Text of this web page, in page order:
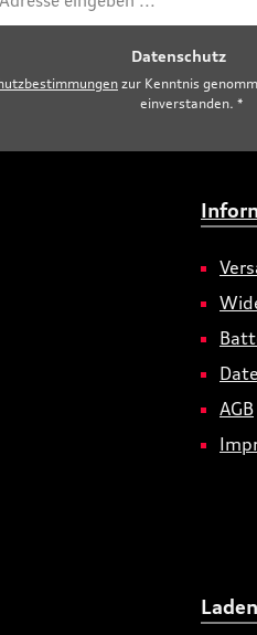
Datenschutz
zur Kenntnis
einverstanden. *
AGB